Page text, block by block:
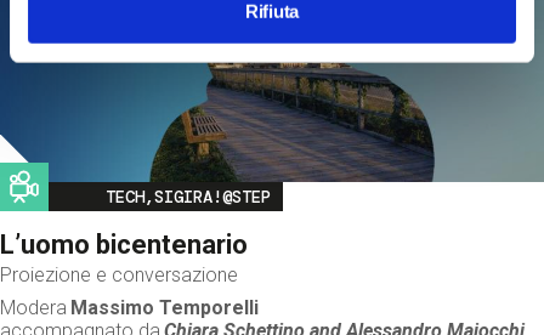
Rifiuta
Image
TECH,SIGIRA!@STEP
L’uomo bicentenario
Proiezione e conversazione
Modera Massimo Temporelli